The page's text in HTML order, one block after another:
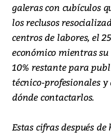
galeras con cubículos
los reclusos
centros de labores, el
económico mientras
10% restante para
técnico-profesionales
dónde contactarlos.
Estas cifras después